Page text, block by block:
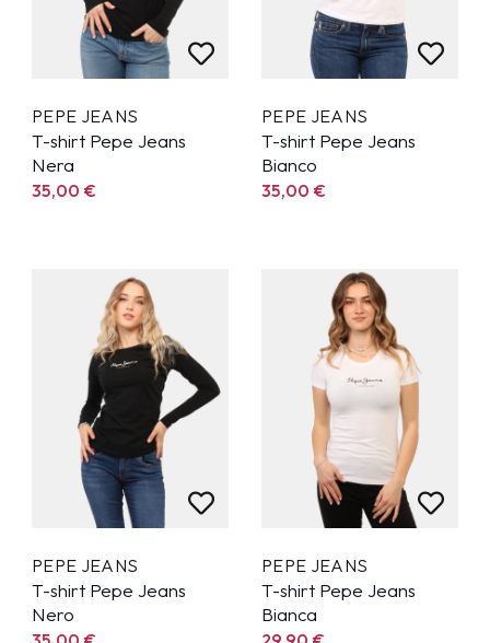
PEPE JEANS
T-shirt Pepe Jeans
Nera
35,00€
PEPE JEANS
T-shirt Pepe Jeans
Bianco
35,00€
PEPE JEANS
T-shirt Pepe Jeans
Nero
PEPE JEANS
T-shirt Pepe Jeans
Bianca